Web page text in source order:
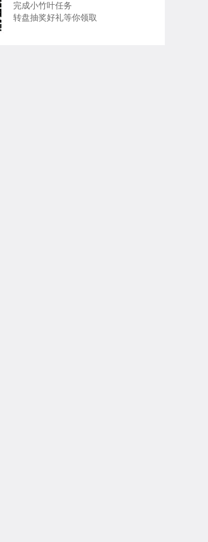
完成小竹叶任务
转盘抽奖好礼等你领取